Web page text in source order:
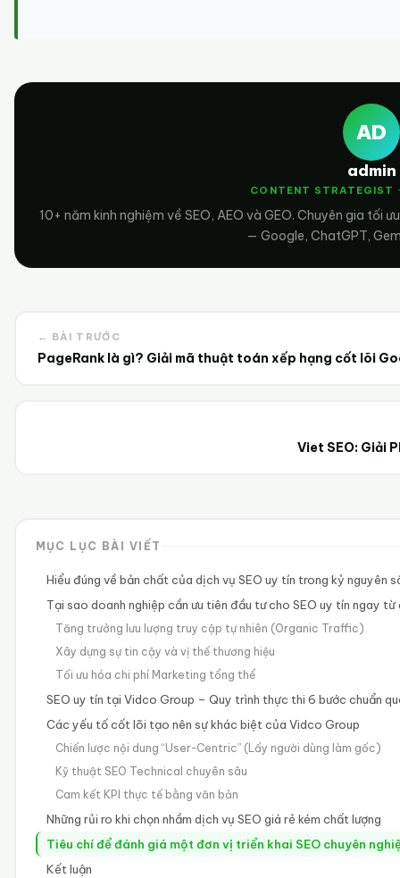
AD
admin
CONTENT STRATEGIST
10+ năm kinh nghiệm về SEO, AEO và GEO. Chuyên gia
— Google, ChatGPT,
← BÀI TRƯỚC
PageRank là gì? Giải mã thuật toán xếp hạng cốt lõi
Viet SEO: Giải
MỤC LỤC BÀI VIẾT
Hiểu đúng về bản chất của dịch vụ SEO uy tín trong kỷ nguyên
Tại sao doanh nghiệp cần ưu tiên đầu tư cho SEO uy tín ngay từ
Tăng trưởng lưu lượng truy cập tự nhiên (Organic Traffic)
Xây dựng sự tin cậy và vị thế thương hiệu
Tối ưu hóa chi phí Marketing tổng thể
SEO uy tín tại Vidco Group – Quy trình thực thi 6 bước chuẩn
Các yếu tố cốt lõi tạo nên sự khác biệt của Vidco Group
Chiến lược nội dung “User-Centric” (Lấy người dùng làm gốc)
Kỹ thuật SEO Technical chuyên sâu
Cam kết KPI thực tế bằng văn bản
Những rủi ro khi chọn nhầm dịch vụ SEO giá rẻ kém chất lượng
Tiêu chí để đánh giá một đơn vị triển khai SEO chuyên
Kết luận